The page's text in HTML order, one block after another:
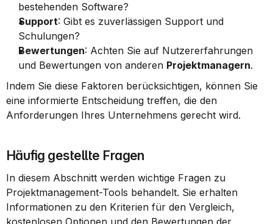
bestehenden Software?
Support: Gibt es zuverlässigen Support und
Schulungen?
Bewertungen: Achten Sie auf Nutzererfahrungen
und Bewertungen von anderen Projektmanagern.
Indem Sie diese Faktoren berücksichtigen, können Sie
eine informierte Entscheidung treffen, die den
Anforderungen Ihres Unternehmens gerecht wird.
Häufig gestellte Fragen
In diesem Abschnitt werden wichtige Fragen zu
Projektmanagement-Tools behandelt. Sie erhalten
Informationen zu den Kriterien für den Vergleich,
kostenlosen Optionen und den Bewertungen der